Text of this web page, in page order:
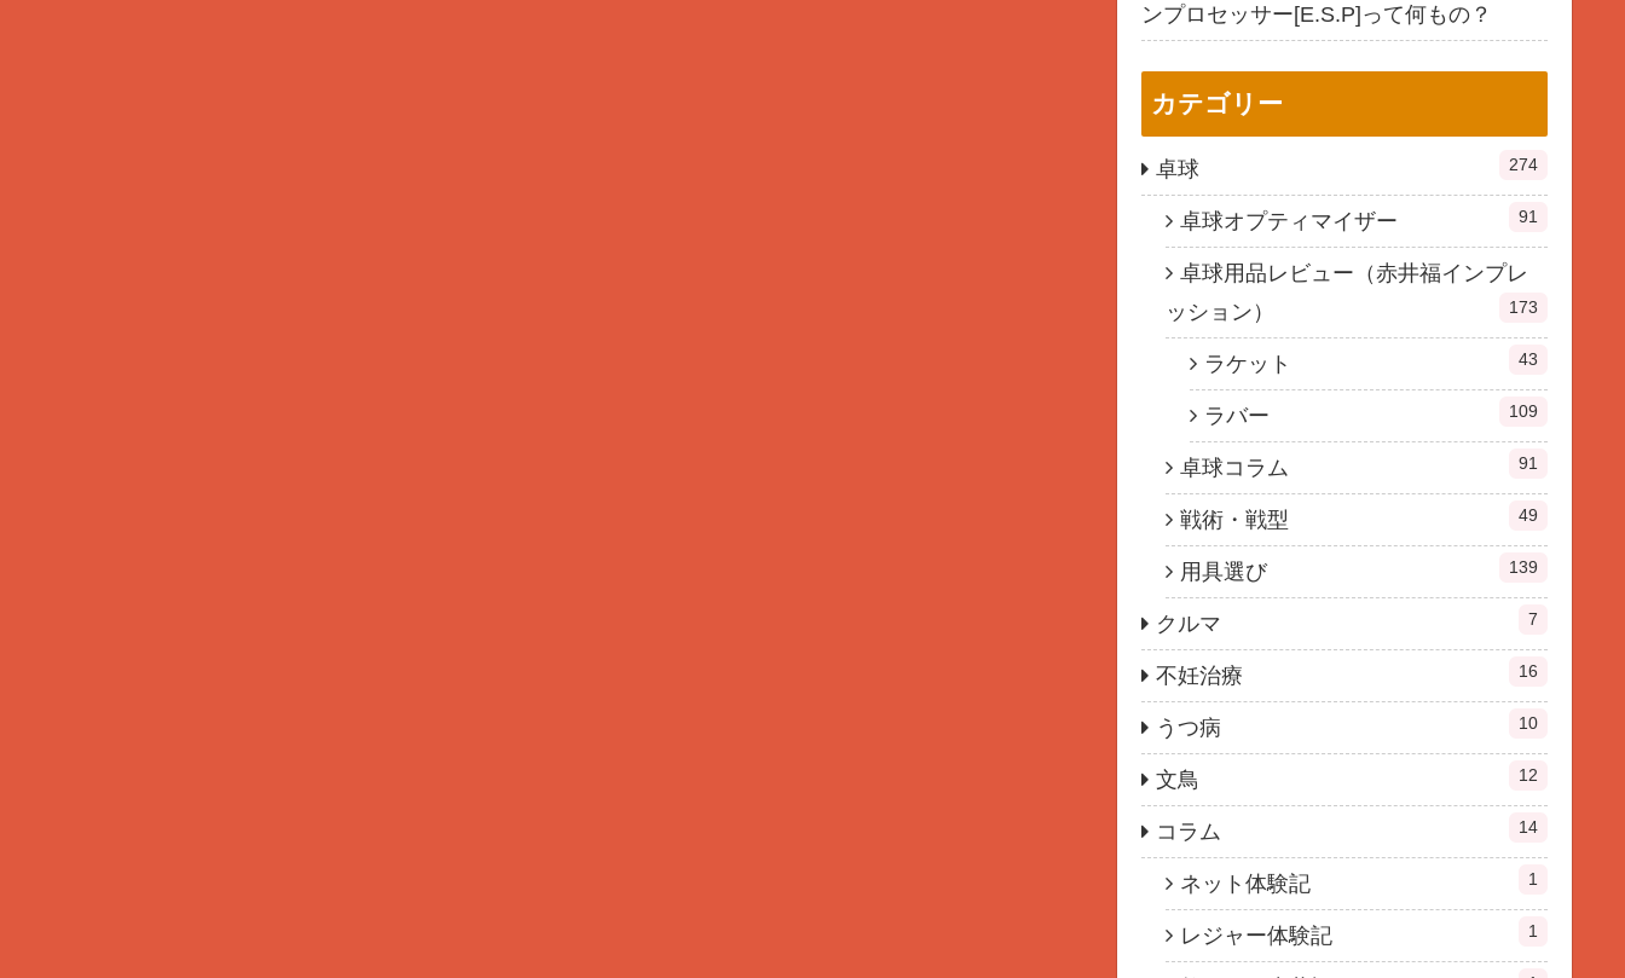
ンプロセッサー[E.S.P]って何もの？
カテゴリー
卓球 274
卓球オプティマイザー 91
卓球用品レビュー（赤井福インプレ
ッション）
173
ラケット 43
ラバー 109
卓球コラム 91
戦術・戦型 49
用具選び 139
クルマ 7
不妊治療 16
うつ病 10
文鳥 12
コラム 14
ネット体験記 1
レジャー体験記 1